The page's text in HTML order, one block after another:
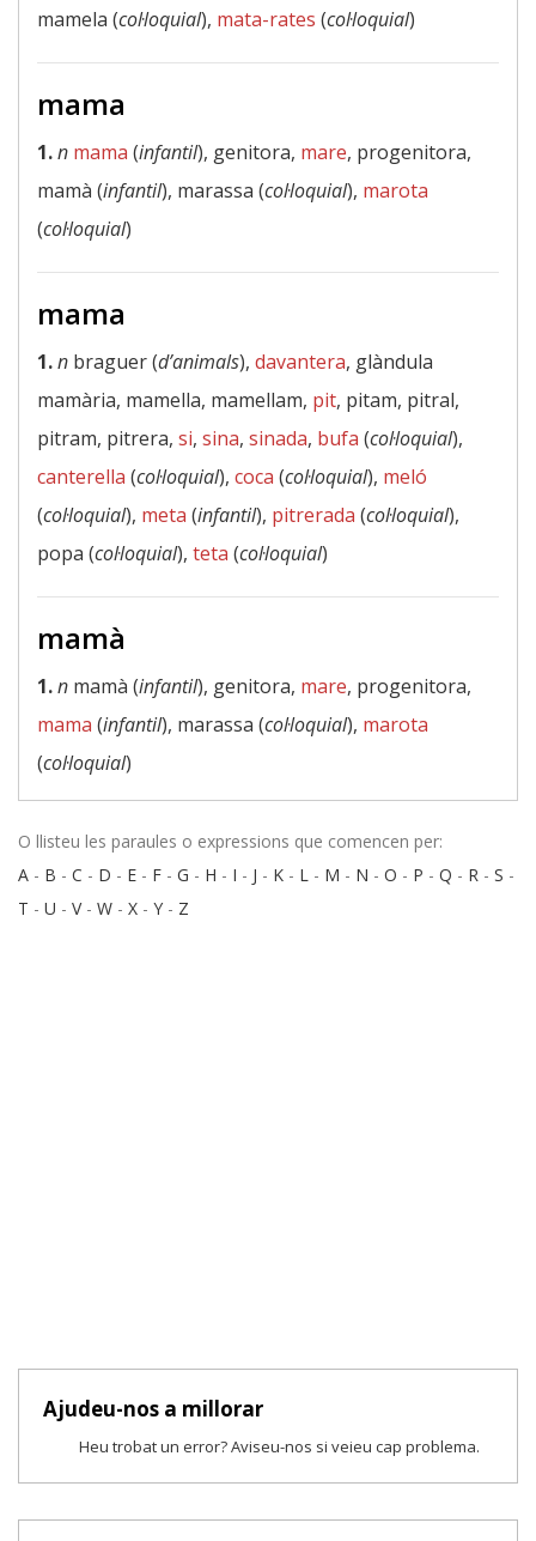
mamela (col·loquial), mata-rates (col·loquial)
mama
1.n mama (infantil), genitora, mare, progenitora,
mamà (infantil), marassa (col·loquial), marota
(col·loquial)
mama
1.n braguer (d’animals), davantera, glàndula
mamària, mamella, mamellam, pit, pitam, pitral,
pitram, pitrera, si, sina, sinada, bufa (col·loquial),
canterella (col·loquial), coca (col·loquial), meló
(col·loquial), meta (infantil), pitrerada (col·loquial),
popa (col·loquial), teta (col·loquial)
mamà
1.n mamà (infantil), genitora, mare, progenitora,
mama (infantil), marassa (col·loquial), marota
(col·loquial)
O llisteu les paraules o expressions que comencen per:
A - B - C - D - E - F - G - H - I - J - K - L - M - N - O - P - Q - R - S -
T - U - V- W - X - Y - Z
Ajudeu-nos a millorar
Heu trobat un error? Aviseu-nos si veieu cap problema.